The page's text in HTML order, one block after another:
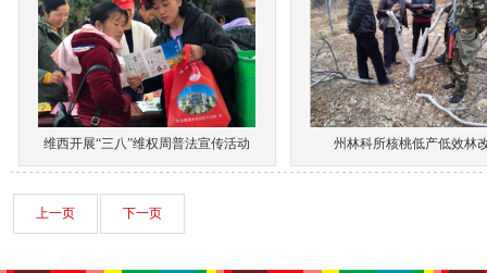
维西开展“三八”维权周普法宣传活动 州林科所核桃低产低效林
上一页 下一页